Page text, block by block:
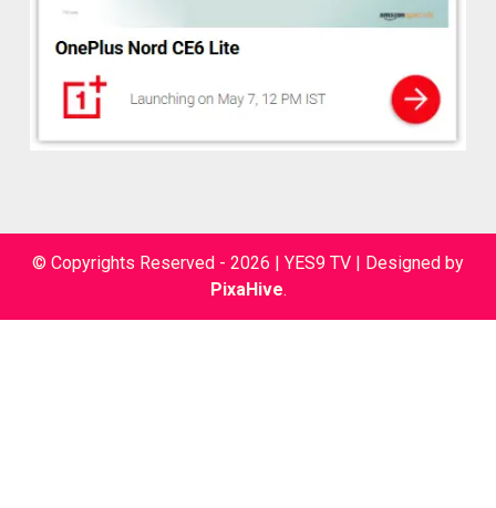
© Copyrights Reserved - 2026 | YES9 TV
Designed by
PixaHive.